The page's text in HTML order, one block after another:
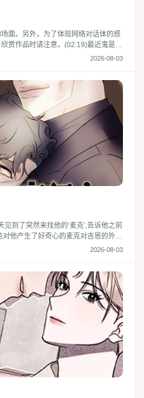
面。另外，为了体现网络对话体的感
赏作品时请注意。(02:19)最近鬼是不
奇怪的邮件或信息就不要回复。一年
秀可以相信他，与他联手吗？李贤真
2026-08-03
见到了突然来找他的‘麦克’,告诉他之前
他产生了好奇心的麦克对吉恩的外貌
夜.麦克虽然想要和他继续见面但是吉
2026-08-03